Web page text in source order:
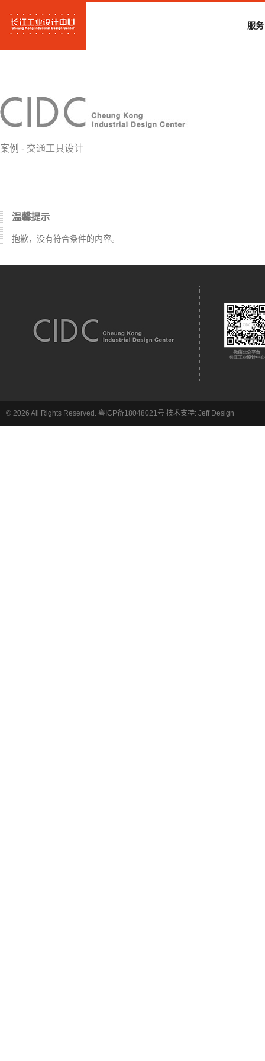
服务
案例 - 交通工具设计
温馨提示
抱歉，没有符合条件的内容。
© 2026 All Rights Reserved. 粤ICP备18048021号 技术支持: Jeff Design